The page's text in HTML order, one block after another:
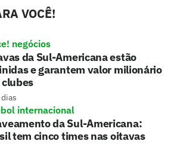
VOCÊ!
negócios
da Sul-Americana estão
e garantem valor milionário
clubes
internacional
da Sul-Americana:
tem cinco times nas oitavas